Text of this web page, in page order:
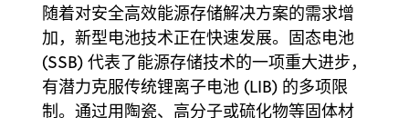
随着对安全高效能源存储解决方案的需求增
加，新型电池技术正在快速发展。固态电池
(SSB) 代表了能源存储技术的一项重大进步，
有潜力克服传统锂离子电池 (LIB) 的多项限
制。通过用陶瓷、高分子或硫化物等固体材